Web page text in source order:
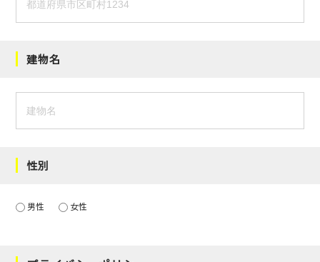
建物名
性別
男性 女性